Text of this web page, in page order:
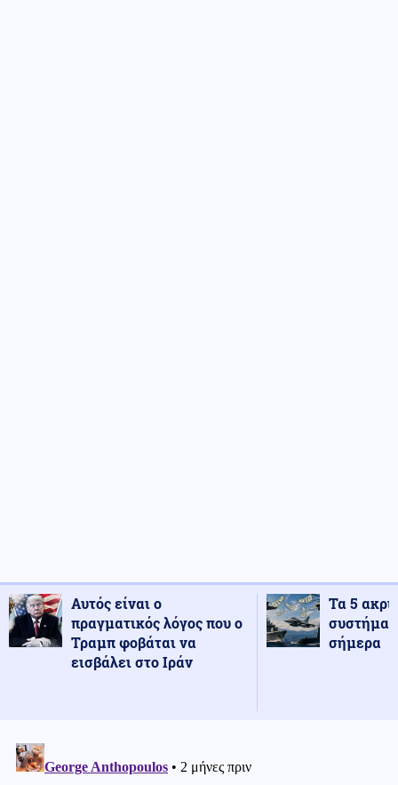
Αυτός είναι ο
πραγματικός λόγος που ο
Τραμπ φοβάται να
εισβάλει στο Ιράν
Τα 5
σήμερα